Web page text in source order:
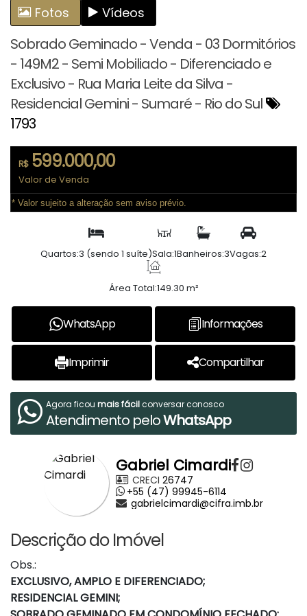
Fotos Vídeos
Sobrado Geminado - Venda - 03 Dormitórios
- 149M2 - Semi Mobiliado - Diferenciado e
Exclusivo - Rua Maria Leite da Silva -
Residencial Gemini - Sumaré - Rio do Sul
1793
R$599.000,00
Valor de Venda
* Valor sujeito a alteração sem aviso prévio.
Quartos:3 (sendo 1 suíte)Sala:1Banheiros:3Vagas:2
Área Total:149.30 m²
WhatsApp Informações
Imprimir Compartilhar
Agora ficou mais fácilconversar conosco
Atendimento peloWhatsApp
Gabriel Cimardi
CRECI 26747
+55 (47) 99945-6114
gabrielcimardi@cifra.imb.br
Descrição do Imóvel
Obs.:
EXCLUSIVO, AMPLO E DIFERENCIADO;
RESIDENCIAL GEMINI;